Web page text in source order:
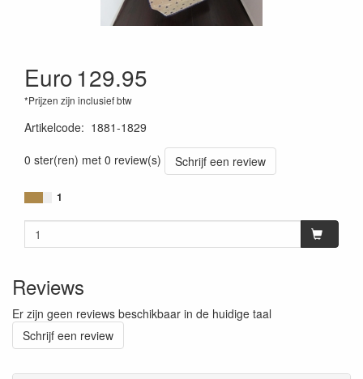
Euro129.95
*Prijzen zijn inclusief btw
Artikelcode: 1881-1829
0 ster(ren) met 0 review(s)
Schrijf een review
1
Reviews
Er zijn geen reviews beschikbaar in de huidige taal
Schrijf een review